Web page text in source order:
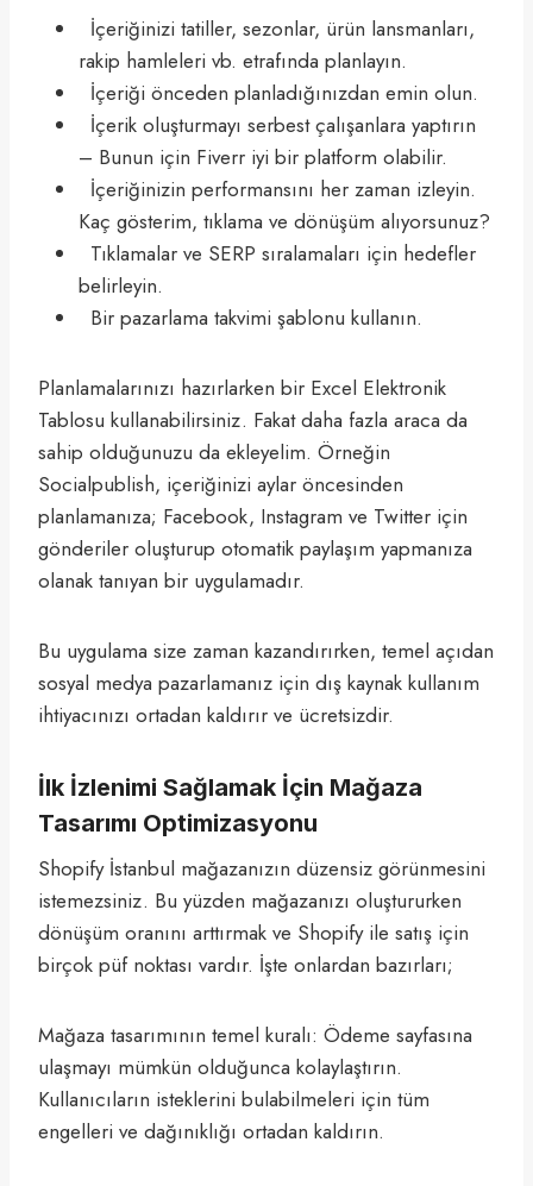
İçeriğinizi tatiller, sezonlar, ürün lansmanları,
rakip hamleleri vb. etrafında planlayın.
İçeriği önceden planladığınızdan emin olun.
İçerik oluşturmayı serbest çalışanlara yaptırın
– Bunun için Fiverr iyi bir platform olabilir.
İçeriğinizin performansını her zaman izleyin.
Kaç gösterim, tıklama ve dönüşüm alıyorsunuz?
Tıklamalar ve SERP sıralamaları için hedefler
belirleyin.
Bir pazarlama takvimi şablonu kullanın.
Planlamalarınızı hazırlarken bir Excel Elektronik
Tablosu kullanabilirsiniz. Fakat daha fazla araca da
sahip olduğunuzu da ekleyelim. Örneğin
Socialpublish, içeriğinizi aylar öncesinden
planlamanıza; Facebook, Instagram ve Twitter için
gönderiler oluşturup otomatik paylaşım yapmanıza
olanak tanıyan bir uygulamadır.
Bu uygulama size zaman kazandırırken, temel açıdan
sosyal medya pazarlamanız için dış kaynak kullanım
ihtiyacınızı ortadan kaldırır ve ücretsizdir.
İlk İzlenimi Sağlamak İçin Mağaza
Tasarımı Optimizasyonu
Shopify İstanbul mağazanızın düzensiz görünmesini
istemezsiniz. Bu yüzden mağazanızı oluştururken
dönüşüm oranını arttırmak ve Shopify ile satış için
birçok püf noktası vardır. İşte onlardan bazırları;
Mağaza tasarımının temel kuralı: Ödeme sayfasına
ulaşmayı mümkün olduğunca kolaylaştırın.
Kullanıcıların isteklerini bulabilmeleri için tüm
engelleri ve dağınıklığı ortadan kaldırın.